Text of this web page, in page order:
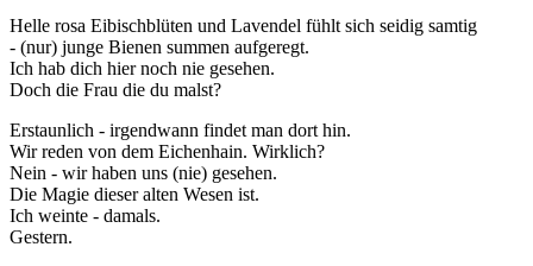
Helle rosa Eibischblüten und Lavendel fühlt sich seidig samtig
- (nur) junge Bienen summen aufgeregt.
Ich hab dich hier noch nie gesehen.
Doch die Frau die du malst?
Erstaunlich - irgendwann findet man dort hin.
Wir reden von dem Eichenhain. Wirklich?
Nein - wir haben uns (nie) gesehen.
Die Magie dieser alten Wesen ist.
Ich weinte - damals.
Gestern.